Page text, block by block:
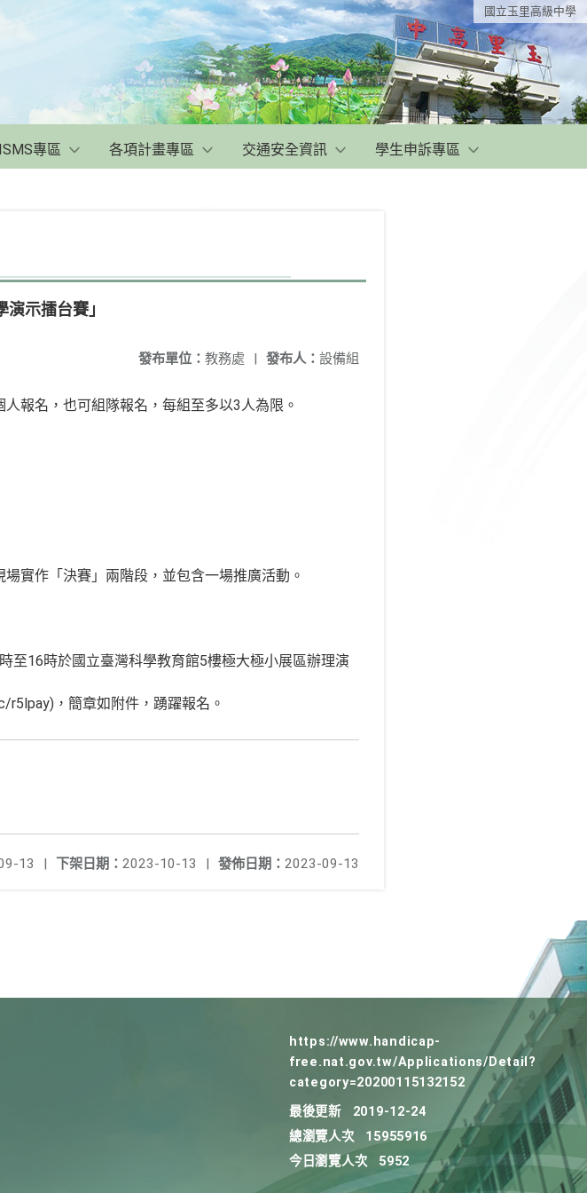
國立玉里高級中學
專區 各項計畫專區 交通安全資訊 學生申訴專區
示擂台賽」
發布人： 設備組
發布單位： 教務處 |
報名，也可組隊報名，每組至多以3人為限。
實作「決賽」兩階段，並包含一場推廣活動。
至16時於國立臺灣科學教育館5樓極大極小展區辦理演
，簡章如附件，踴躍報名。
發佈日期： 2023-09-13
下架日期： 2023-10-13 |
13 |
https://www.handicap-
free.nat.gov.tw/Applications/Detail?
category=20200115132152
最後更新
2019-12-24
總瀏覽人次
15955916
今日瀏覽人次
5952